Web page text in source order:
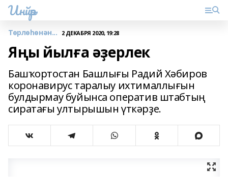
Инйәр
Төрлөһөнән... 2 ДЕКАБРЯ 2020, 19:28
Яңы йылға әҙерлек
Башҡортостан Башлығы Радий Хәбиров
коронавирус таралыу ихтималлығын
булдырмау буйынса оператив штабтың
сиратағы ултырышын үткәрҙе.